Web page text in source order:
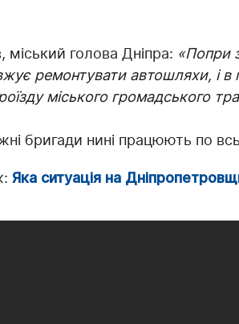
міський голова Дніпра: «Попри
ремонтувати автошляхи, і
міського громадського
бригади нині працюють по
Яка ситуація на